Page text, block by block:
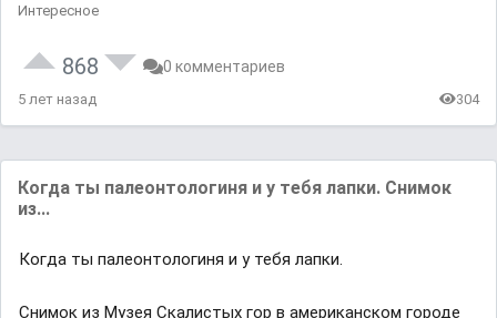
Интересное
868 0 комментариев
5 лет назад 304
Когда ты палеонтологиня и у тебя лапки. Снимок
из...
Когда ты палеонтологиня и у тебя лапки.
Снимок из Музея Скалистых гор в американском городе